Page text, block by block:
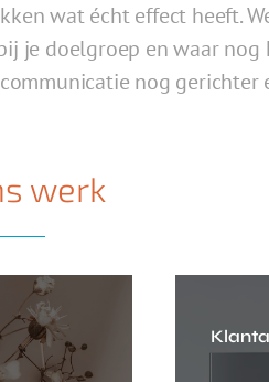
wat écht effect heeft.
je doelgroep en waar nog
nog
werk